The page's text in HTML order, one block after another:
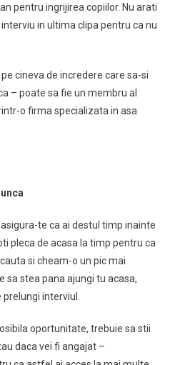
pentru ingrijirea copiilor. Nu arati
in ultima clipa pentru ca nu
cineva de incredere care sa-si
– poate sa fie un membru al
o firma specializata in asa
te ca ai destul timp inainte
pleca de acasa la timp pentru ca
si cheam-o un pic mai
sa stea pana ajungi tu acasa,
interviul.
oportunitate, trebuie sa stii
daca vei fi angajat –